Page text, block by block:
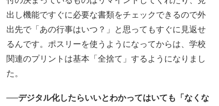
出し機能ですぐに必要な書類をチェックできるので外
出先で「あの行事はいつ？」と思ってもすぐに見返せ
るんです。ポスリーを使うようになってからは、学校
関連のプリントは基本「全捨て」するようになりまし
た。
──デジタル化したらいいとわかってはいても「なくな